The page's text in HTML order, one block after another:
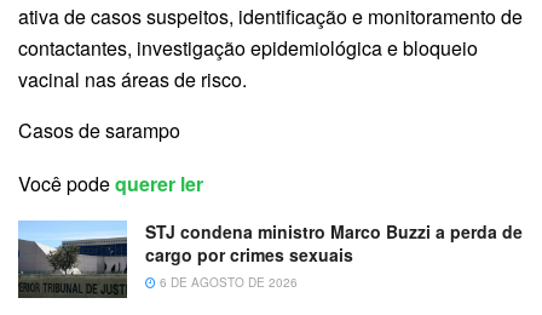
ativa de casos suspeitos, identificação e monitoramento de
contactantes, investigação epidemiológica e bloqueio
vacinal nas áreas de risco.
Casos de sarampo
Você podequerer ler
STJ condena ministro Marco Buzzi a perda de
cargo por crimes sexuais
6 DE AGOSTO DE 2026